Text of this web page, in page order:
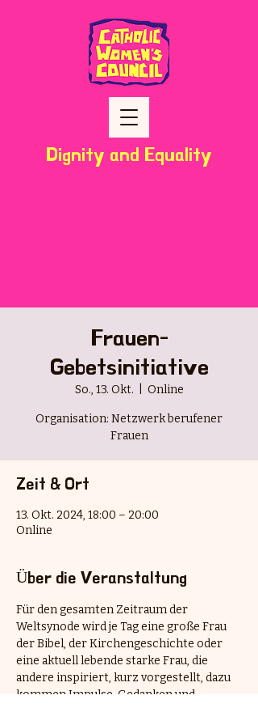
Dignity and Equality
Frauen-
Gebetsinitiative
So., 13. Okt. Online
Organisation: Netzwerk berufener
Frauen
Zeit & Ort
13. Okt. 2024, 18:00 – 20:00
Online
Über die Veranstaltung
Für den gesamten Zeitraum der
Weltsynode wird je Tag eine große Frau
der Bibel, der Kirchengeschichte oder
eine aktuell lebende starke Frau, die
andere inspiriert, kurz vorgestellt, dazu
kommen Impulse, Gedanken und